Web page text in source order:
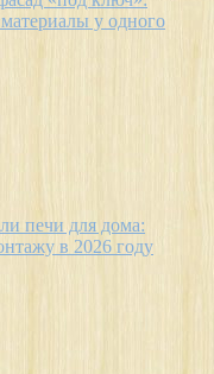
у одного
печи для дома:
в 2026 году